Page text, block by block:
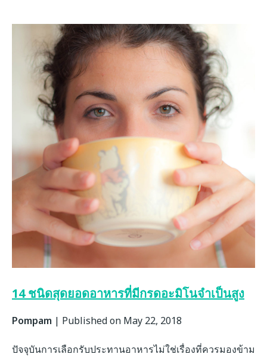
14 ชนิดสุดยอดอาหารที่มีกรดอะมิโนจำเป็นสูง
Pompam | Published on May 22, 2018
ปัจจุบันการเลือกรับประทานอาหารไม่ใช่เรื่องที่ควรมองข้าม